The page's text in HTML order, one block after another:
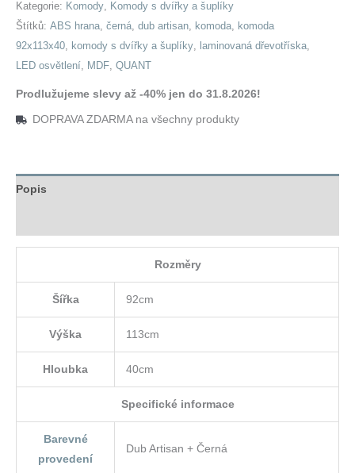
Kategorie: Komody, Komody s dvířky a šuplíky
Štítků: ABS hrana, černá, dub artisan, komoda, komoda
92x113x40, komody s dvířky a šuplíky, laminovaná dřevotříska,
LED osvětlení, MDF, QUANT
Prodlužujeme slevy až -40% jen do 31.8.2026!
DOPRAVA ZDARMA na všechny produkty
Popis
Rozměry
Šířka 92cm
Výška 113cm
Hloubka 40cm
Specifické informace
Barevné
provedení
Dub Artisan + Černá